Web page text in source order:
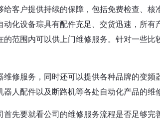
客户提供持续的保障，包括免费检查、
化设备琮具有配件充足、交货迅速，所有
范围内可以供上门维修服务。针对一些
修服务，同时还可以提供各种品牌的变
人配件以及断路机等各处自动化产品的维
先要就看公司的维修服务流程是否足够